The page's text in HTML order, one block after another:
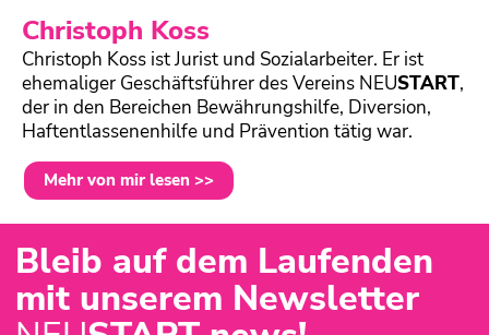
Christoph Koss
Christoph Koss ist Jurist und Sozialarbeiter. Er ist
ehemaliger Geschäftsführer des Vereins NEUSTART,
der in den Bereichen Bewährungshilfe, Diversion,
Haftentlassenenhilfe und Prävention tätig war.
Mehr von mir lesen >>
Bleib auf dem Laufenden
mit unserem Newsletter